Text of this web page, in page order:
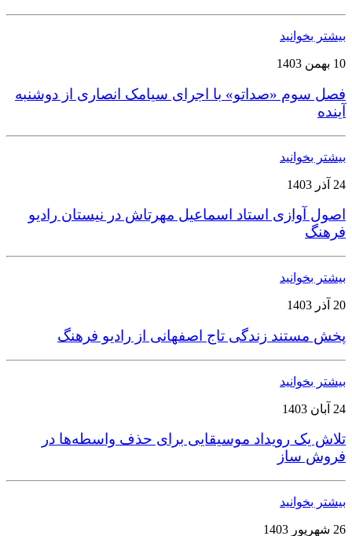
بیشتر بخوانید
10 بهمن 1403
فصل سوم «صداتو» با اجرای سیامک انصاری از دوشنبه
آینده
بیشتر بخوانید
24 آذر 1403
اصول آوازی استاد اسماعیل مهرتاش در نیستان رادیو
فرهنگ
بیشتر بخوانید
20 آذر 1403
پخش مستند زندگی تاج اصفهانی از رادیو فرهنگ
بیشتر بخوانید
24 آبان 1403
تلاش یک رویداد موسیقایی برای حذف واسطه‌ها در
فروش ساز
بیشتر بخوانید
26 شهریور 1403